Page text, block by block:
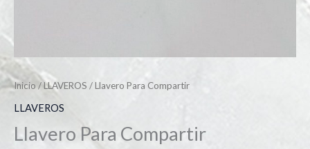
Inicio /LLAVEROS / Llavero Para Compartir
LLAVEROS
Llavero Para Compartir